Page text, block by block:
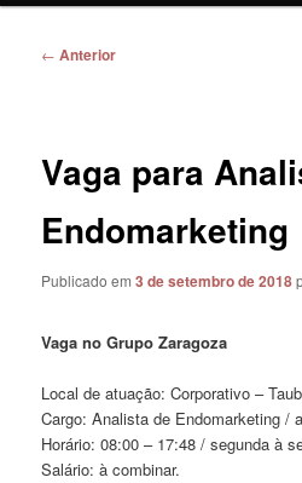
Navegação
← Anterior
Vaga para
Endomarketing
Publicado em3 de setembro de 2018
Vaga no Grupo Zaragoza
Local de atuação: Corporativo –
Cargo: Analista de Endomarketing /
Horário: 08:00 – 17:48 / segunda à
Salário: à combinar.